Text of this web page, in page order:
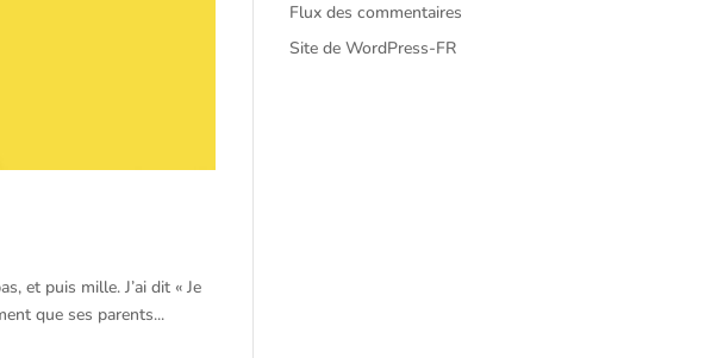
et puis mille. J’ai dit « Je
que ses parents...
Flux des commentaires
Site de WordPress-FR